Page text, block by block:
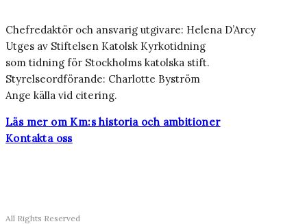
Chefredaktör och ansvarig utgivare: Helena D’Arcy
Utges av Stiftelsen Katolsk Kyrkotidning
som tidning för Stockholms katolska stift.
Styrelseordförande: Charlotte Byström
Ange källa vid citering.
Läs mer om Km:s historia och ambitioner
Kontakta oss
All Rights Reserved